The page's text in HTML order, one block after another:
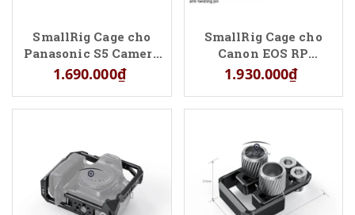
SmallRig Cage cho
Panasonic S5 Camera
2983 (NRP11)
1.690.000₫
SmallRig Cage cho
Canon EOS RP
CCC2332
1.930.000₫